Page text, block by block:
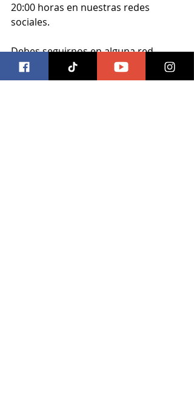
20:00 horas en nuestras redes
sociales.
Debes seguirnos en alguna red
social (Facebook. Twitter, Tumblr,
Instagram) para poder participar.